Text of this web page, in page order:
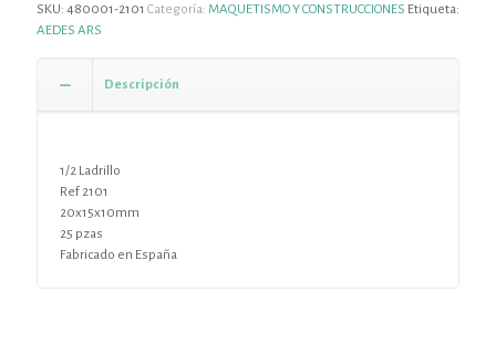
SKU: 480001-2101 Categoría: MAQUETISMO Y CONSTRUCCIONES Etiqueta:
AEDES ARS
Descripción
1/2 Ladrillo
Ref 2101
20x15x10mm
25 pzas
Fabricado en España